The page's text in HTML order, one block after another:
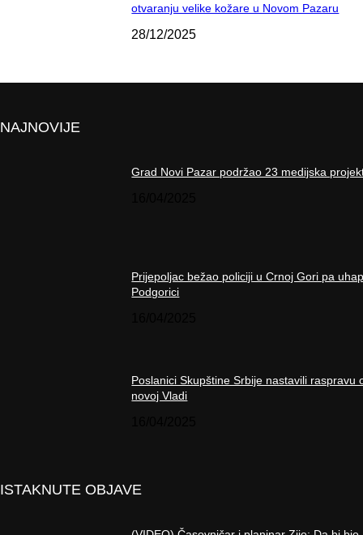
otvaranju velike kožare u Novom Pazaru
28/12/2025
NAJNOVIJE
Grad Novi Pazar podržao 23 medijska
Prijepoljac bežao policiji u Crnoj Gori pa
Podgorici
Poslanici Skupštine Srbije nastavili raspravu
novoj Vladi
ISTAKNUTE OBJAVE